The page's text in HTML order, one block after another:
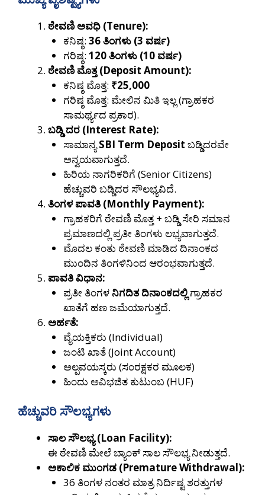
ಠೇವಣಿ ಅವಧಿ (Tenure):
ಕನಿಷ್ಠ: 36 ತಿಂಗಳು (3 ವರ್ಷ)
ಗರಿಷ್ಠ: 120 ತಿಂಗಳು (10 ವರ್ಷ)
ಠೇವಣಿ ಮೊತ್ತ (Deposit Amount):
ಕನಿಷ್ಠ ಮೊತ್ತ: ₹25,000
ಗರಿಷ್ಠ ಮೊತ್ತ: ಮೇಲಿನ ಮಿತಿ ಇಲ್ಲ (ಗ್ರಾಹಕರ
ಸಾಮರ್ಥ್ಯದ ಪ್ರಕಾರ).
ಬಡ್ಡಿ ದರ (Interest Rate):
ಸಾಮಾನ್ಯSBI Term Deposit ಬಡ್ಡಿದರವೇ
ಅನ್ವಯವಾಗುತ್ತದೆ.
ಹಿರಿಯ ನಾಗರಿಕರಿಗೆ (Senior Citizens)
ಹೆಚ್ಚುವರಿ ಬಡ್ಡಿದರ ಸೌಲಭ್ಯವಿದೆ.
ತಿಂಗಳ ಪಾವತಿ (Monthly Payment):
ಗ್ರಾಹಕರಿಗೆ ಠೇವಣಿ ಮೊತ್ತ + ಬಡ್ಡಿ ಸೇರಿ ಸಮಾನ
ಪ್ರಮಾಣದಲ್ಲಿ ಪ್ರತೀ ತಿಂಗಳು ಲಭ್ಯವಾಗುತ್ತದೆ.
ಮೊದಲ ಕಂತು ಠೇವಣಿ ಮಾಡಿದ ದಿನಾಂಕದ
ಮುಂದಿನ ತಿಂಗಳಿನಿಂದ ಆರಂಭವಾಗುತ್ತದೆ.
ಪಾವತಿ ವಿಧಾನ:
ಪ್ರತೀ ತಿಂಗಳನಿಗದಿತ ದಿನಾಂಕದಲ್ಲಿಗ್ರಾಹಕರ
ಖಾತೆಗೆ ಹಣ ಜಮೆಯಾಗುತ್ತದೆ.
ಅರ್ಹತೆ:
ವೈಯಕ್ತಿಕರು (Individual)
ಜಂಟಿ ಖಾತೆ (Joint Account)
ಅಲ್ಪವಯಸ್ಕರು (ಸಂರಕ್ಷಕರ ಮೂಲಕ)
ಹಿಂದು ಅವಿಭಜಿತ ಕುಟುಂಬ (HUF)
ಹೆಚ್ಚುವರಿ ಸೌಲಭ್ಯಗಳು
ಸಾಲ ಸೌಲಭ್ಯ (Loan Facility):
ಈ ಠೇವಣಿ ಮೇಲೆ ಬ್ಯಾಂಕ್ ಸಾಲ ಸೌಲಭ್ಯ ನೀಡುತ್ತದೆ.
ಅಕಾಲಿಕ ಮುಂಗಡ (Premature Withdrawal):
36 ತಿಂಗಳ ನಂತರ ಮಾತ್ರ ನಿರ್ದಿಷ್ಟ ಶರತ್ತುಗಳ